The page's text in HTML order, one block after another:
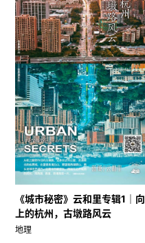
《城市秘密》云和里专辑1｜向
上的杭州，古墩路风云
地理